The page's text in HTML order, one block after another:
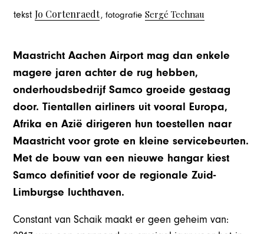
tekstJo Cortenraedt, fotografieSergé Technau
Maastricht Aachen Airport mag dan enkele
magere jaren achter de rug hebben,
onderhoudsbedrijf Samco groeide gestaag
door. Tientallen airliners uit vooral Europa,
Afrika en Azië dirigeren hun toestellen naar
Maastricht voor grote en kleine servicebeurten.
Met de bouw van een nieuwe hangar kiest
Samco definitief voor de regionale Zuid-
Limburgse luchthaven.
Constant van Schaik maakt er geen geheim van: